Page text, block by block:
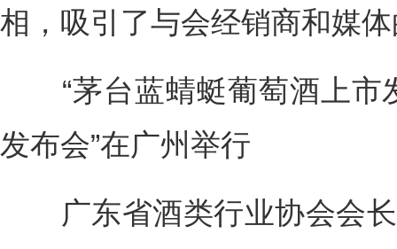
相，吸引了与会经销商和媒
“茅台蓝蜻蜓葡萄酒上市
发布会”在广州举行
广东省酒类行业协会会长